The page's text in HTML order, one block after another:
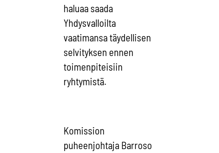
haluaa saada
Yhdysvalloilta
vaatimansa täydellisen
selvityksen ennen
toimenpiteisiin
ryhtymistä.
Komission
puheenjohtaja Barroso